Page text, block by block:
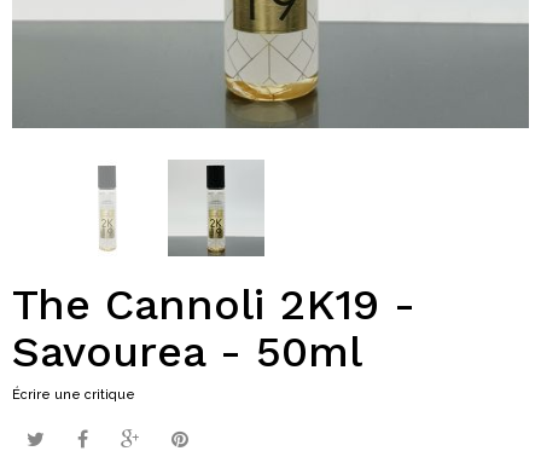
The Cannoli 2K19 -
Savourea - 50ml
Écrire une critique